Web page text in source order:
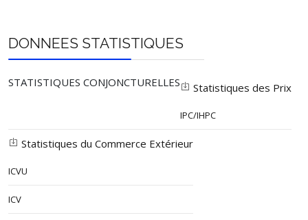
DONNEES STATISTIQUES
STATISTIQUES CONJONCTURELLES Statistiques des Prix
IPC/IHPC
Statistiques du Commerce Extérieur
ICVU
ICV